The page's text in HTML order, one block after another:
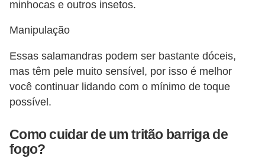
minhocas e outros insetos.
Manipulação
Essas salamandras podem ser bastante dóceis,
mas têm pele muito sensível, por isso é melhor
você continuar lidando com o mínimo de toque
possível.
Como cuidar de um tritão barriga de
fogo?
m
a
i
s
d
e
s